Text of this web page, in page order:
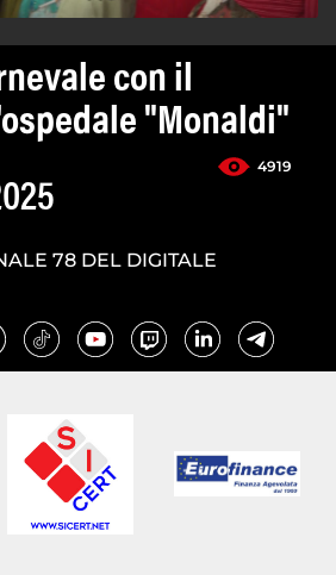
con il
"Monaldi"
4919
78 DEL DIGITALE